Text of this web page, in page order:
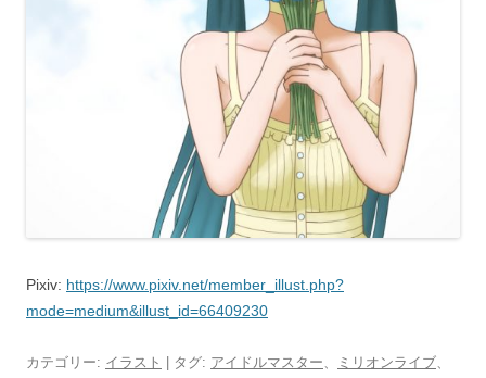
Pixiv: https://www.pixiv.net/member_illust.php?
mode=medium&illust_id=66409230
カテゴリー: イラスト | タグ: アイドルマスター ミリオンライブ